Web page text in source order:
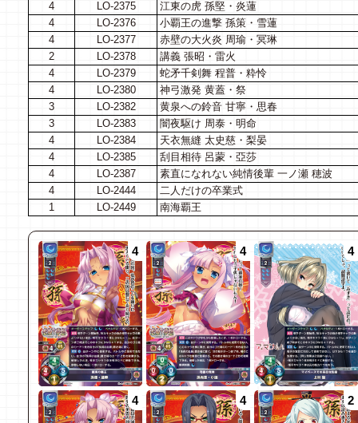
4
LO-2375
江東の虎 孫堅・炎蓮
4
LO-2376
小覇王の進撃 孫策・雪蓮
4
LO-2377
赤壁の大火炎 周瑜・冥琳
2
LO-2378
講義 張昭・雷火
4
LO-2379
蛇矛千剣舞 程普・粋怜
4
LO-2380
神弓激発 黄蓋・祭
3
LO-2382
黄泉への鈴音 甘寧・思春
3
LO-2383
闇夜駆け 周泰・明命
4
LO-2384
天衣無縫 太史慈・梨晏
4
LO-2385
刮目相待 呂蒙・亞莎
4
LO-2387
素直になれない純情後輩 一ノ瀬 穂波
4
LO-2444
二人だけの卒業式
1
LO-2449 南海覇王
4 4 4
4 4 2